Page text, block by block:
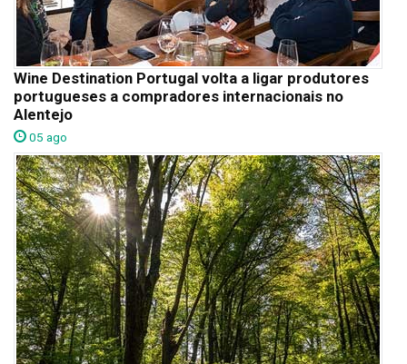
Wine Destination Portugal volta a ligar produtores
portugueses a compradores internacionais no
Alentejo
05 ago